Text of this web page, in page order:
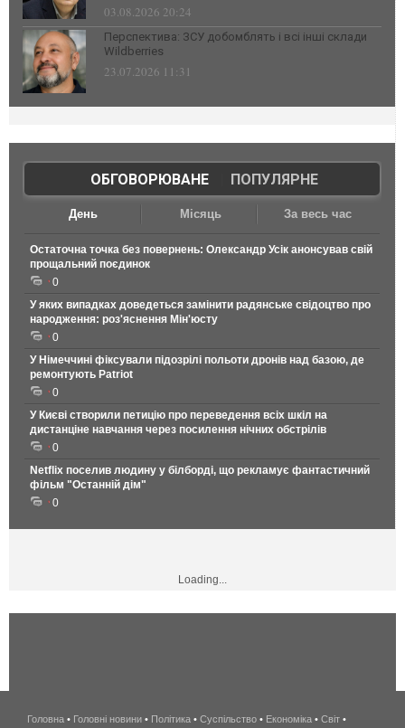
03.08.2026 20:24
Перспектива: ЗСУ добомблять і всі інші склади
Wildberries
23.07.2026 11:31
ОБГОВОРЮВАНЕ| ПОПУЛЯРНЕ
День Місяць За весь час
Остаточна точка без повернень: Олександр Усік анонсував свій
прощальний поєдинок
0
У яких випадках доведеться замінити радянське свідоцтво про
народження: роз'яснення Мін'юсту
0
У Німеччині фіксували підозрілі польоти дронів над базою, де
ремонтують Patriot
0
У Києві створили петицію про переведення всіх шкіл на
дистанціне навчання через посилення нічних обстрілів
0
Netflix поселив людину у білборді, що рекламує фантастичний
фільм "Останній дім"
0
Loading...
беспроводной
Головна • Головні новини • Політика • Суспільство • Економіка • Світ •